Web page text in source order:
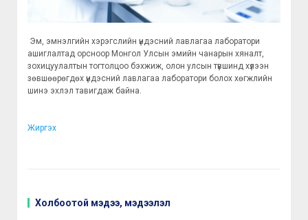
Эм, эмнэлгийн хэрэгслийн үндэсний лавлагаа лаборатори
ашиглалтад орсноор Монгол Улсын эмийн чанарын хяналт,
зохицуулалтын тогтолцоо бэхжиж, олон улсын түвшинд хүлээн
зөвшөөрөгдөх үндэсний лавлагаа лаборатори болох хөгжлийн
шинэ эхлэл тавигдаж байна.
Жиргэх
Холбоотой мэдээ, мэдээлэл